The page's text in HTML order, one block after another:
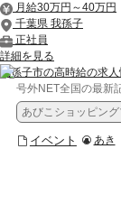
月給30万円～40万円
千葉県 我孫子
正社員
詳細を見る
我孫子市の高時給の求
号外NET全国の最新
あびこショッピン
イベント あき